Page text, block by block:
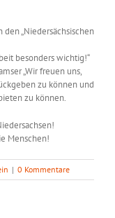
„Niedersächsischen
besonders wichtig!“
„Wir freuen uns,
zu können und
zu können.
Menschen!
| 0 Kommentare